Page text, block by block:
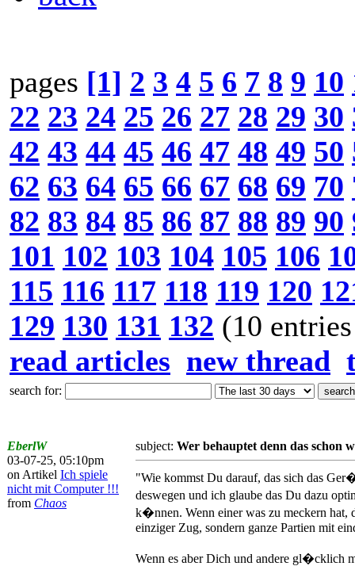
pages [1] 2 3 4 5 6 7 8 9 10
22 23 24 25 26 27 28 29 30
42 43 44 45 46 47 48 49 50
62 63 64 65 66 67 68 69 70
82 83 84 85 86 87 88 89 90
101 102 103 104 105 106
115 116 117 118 119 120
129 130 131 132 (10
read articles new thread
search for:
EberlW
03-07-25, 05:10pm
on Artikel Ich spiele
nicht mit Computer !!!
from Chaos
subject: Wer behauptet denn das schon
"Wie kommst Du darauf, das sich das
deswegen und ich glaube das Du dazu
k�nnen. Wenn einer was zu meckern
einziger Zug, sondern ganze Partien mit
Wenn es aber Dich und andere gl�cklich